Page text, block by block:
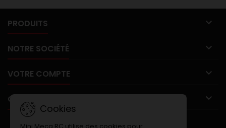
PRODUITS 
NOTRE SOCIÉTÉ 
VOTRE COMPTE 
CONTACT 
Cookies
LETTRE D'INFORMATIONS